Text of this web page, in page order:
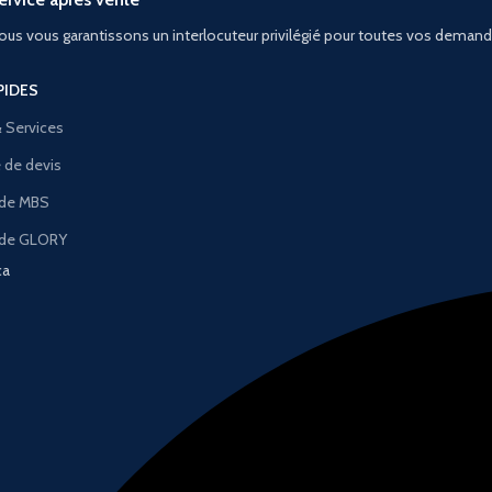
vous garantissons un interlocuteur privilégié pour toutes vos
Services
devis
MBS
GLORY